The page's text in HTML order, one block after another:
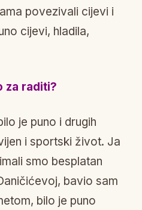
povezivali cijevi i
cijevi, hladila,
za raditi?
je puno i drugih
i sportski život. Ja
smo besplatan
bavio sam
bilo je puno